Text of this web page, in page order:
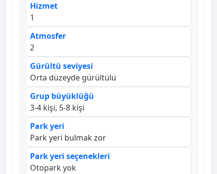
Hizmet
1
Atmosfer
2
Gürültü seviyesi
Orta düzeyde gürültülü
Grup büyüklüğü
3-4 kişi, 5-8 kişi
Park yeri
Park yeri bulmak zor
Park yeri seçenekleri
Otopark yok